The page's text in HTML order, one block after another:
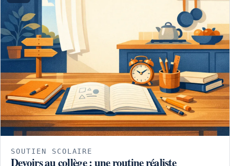
SOUTIEN SCOLAIRE
Devoirs au collège : une routine réaliste